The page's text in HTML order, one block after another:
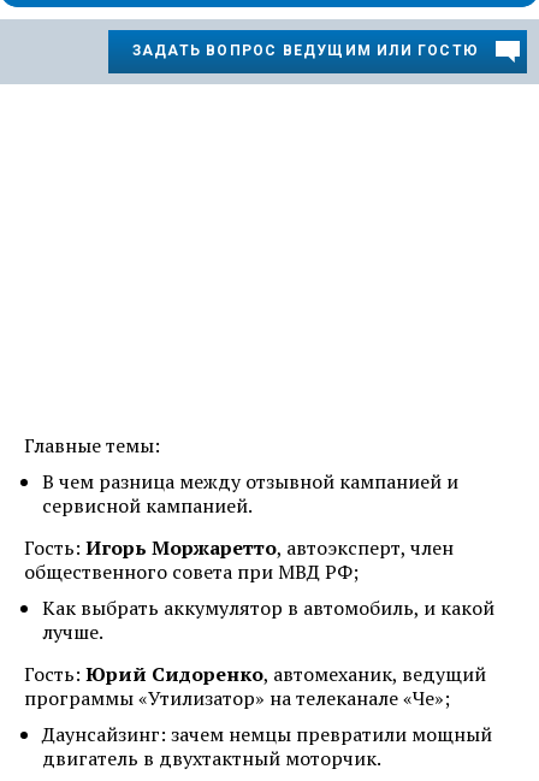
ЗАДАТЬ ВОПРОС ВЕДУЩИМ ИЛИ ГОСТЮ
Главные темы:
В чем разница между отзывной кампанией и
сервисной кампанией.
Гость: Игорь Моржаретто, автоэксперт, член
общественного совета при МВД РФ;
Как выбрать аккумулятор в автомобиль, и какой
лучше.
Гость: Юрий Сидоренко, автомеханик, ведущий
программы «Утилизатор» на телеканале «Че»;
Даунсайзинг: зачем немцы превратили мощный
двигатель в двухтактный моторчик.